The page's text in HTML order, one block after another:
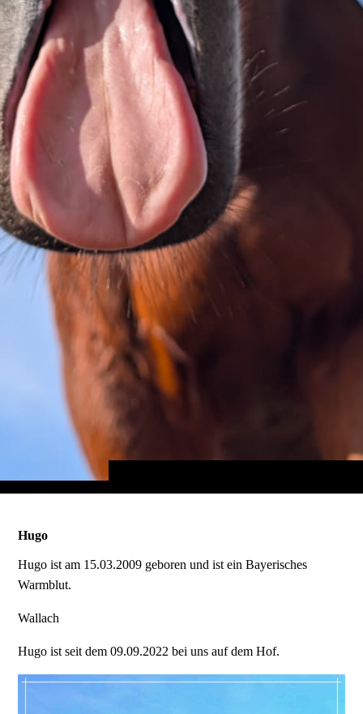
Hugo
Hugo ist am 15.03.2009 geboren und ist ein Bayerisches
Warmblut.
Wallach
Hugo ist seit dem 09.09.2022 bei uns auf dem Hof.